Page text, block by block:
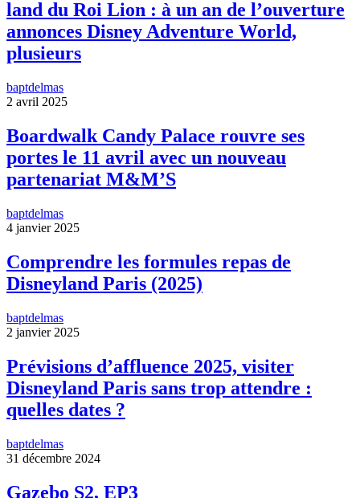
land du Roi Lion : à un an de l’ouverture
annonces Disney Adventure World,
plusieurs
baptdelmas
2 avril 2025
Boardwalk Candy Palace rouvre ses
portes le 11 avril avec un nouveau
partenariat M&M’S
baptdelmas
4 janvier 2025
Comprendre les formules repas de
Disneyland Paris (2025)
baptdelmas
2 janvier 2025
Prévisions d’affluence 2025, visiter
Disneyland Paris sans trop attendre :
quelles dates ?
baptdelmas
31 décembre 2024
Gazebo S2, EP3